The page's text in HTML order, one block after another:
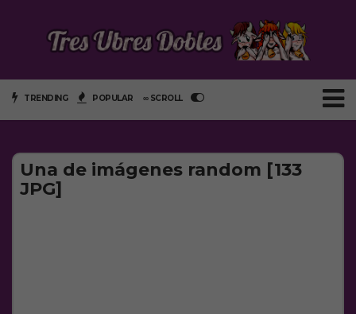
TRENDING POPULAR ∞ SCROLL
Una de imágenes random [133
JPG]